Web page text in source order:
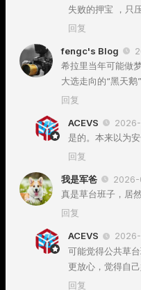
失败的押宝 ，只
回复
fengc's Blog
希拉里当年可能做
大选走向的“黑天鹅”
回复
ACEVS
是的。本来以为
回复
我是军爸
2026-
真是草台班子，居
回复
ACEVS
可能觉得公共草
更放心，觉得自己
回复